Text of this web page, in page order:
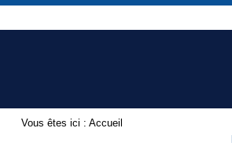
Vous êtes ici : Accueil